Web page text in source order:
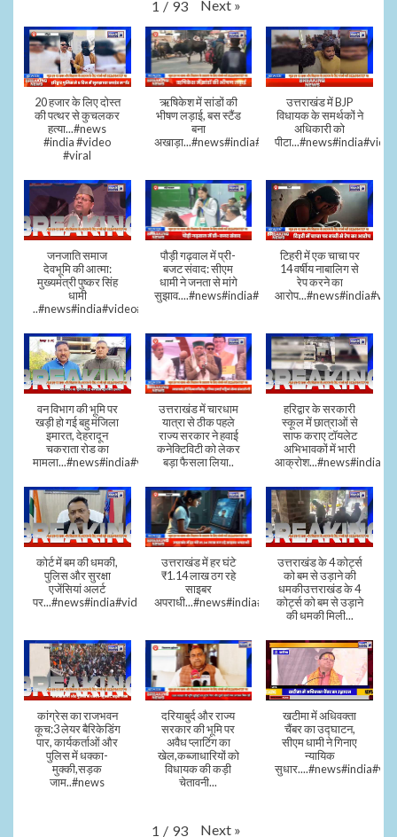
1 / 93 Next »
20 हजार के लिए दोस्त
की पत्थर से कुचलकर
हत्या...#news
#india #video
#viral
ऋषिकेश में सांडों की
भीषण लड़ाई, बस स्टैंड
बना
अखाड़ा...#news#india#video#viral
उत्तराखंड में BJP
विधायक के समर्थकों ने
अधिकारी को
जनजाति समाज
देवभूमि की आत्मा:
मुख्यमंत्री पुष्कर सिंह
धामी
..#news#india#video#viral
पौड़ी गढ़वाल में प्री-
बजट संवाद: सीएम
धामी ने जनता से मांगे
सुझाव....#news#india#video#viral
टिहरी में एक चाचा पर
14 वर्षीय नाबालिग से
रेप करने का
वन विभाग की भूमि पर
खड़ी हो गई बहु मंजिला
इमारत, देहरादून
चकराता रोड का
मामला...#news#india#video
उत्तराखंड में चारधाम
यात्रा से ठीक पहले
राज्य सरकार ने हवाई
कनेक्टिविटी को लेकर
बड़ा फैसला लिया..
हरिद्वार के सरकारी
स्कूल में छात्राओं से
साफ कराए टॉयलेट
अभिभावकों में भारी
आक्रोश...#news#india
कोर्ट में बम की धमकी,
पुलिस और सुरक्षा
एजेंसियां अलर्ट
पर...#news#india#video#viral
उत्तराखंड में हर घंटे
₹1.14 लाख ठग रहे
साइबर
अपराधी...#news#india#video#viral
उत्तराखंड के 4 कोर्ट्स
को बम से उड़ाने की
धमकीउत्तराखंड के 4
कोर्ट्स को बम से उड़ाने
की धमकी मिली...
कांग्रेस का राजभवन
कूच:3 लेयर बैरिकेडिंग
पार, कार्यकर्ताओं और
पुलिस में धक्का-
मुक्की,सड़क
जाम..#news
दरियाबुर्द और राज्य
सरकार की भूमि पर
अवैध प्लाटिंग का
खेल,कब्जाधारियों को
विधायक की कड़ी
चेतावनी...
खटीमा में अधिवक्ता
चैंबर का उद्घाटन,
सीएम धामी ने गिनाए
न्यायिक
1 / 93 Next »